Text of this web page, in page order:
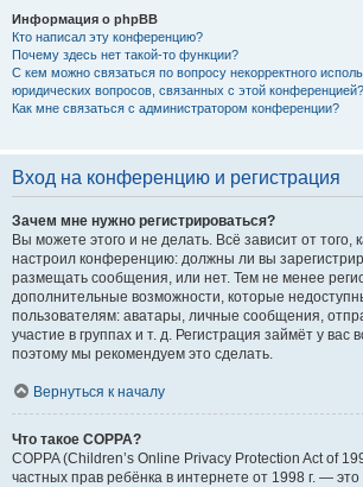
Информация о phpBB
Кто написал эту конференцию?
Почему здесь нет такой-то функции?
С кем можно связаться по вопросу некорректного
юридических вопросов, связанных с этой конференцией?
Как мне связаться с администратором конференции?
Вход на конференцию и регистрация
Зачем мне нужно регистрироваться?
Вы можете этого и не делать. Всё зависит от того,
настроил конференцию: должны ли вы
размещать сообщения, или нет. Тем не менее
дополнительные возможности, которые
пользователям: аватары, личные сообщения,
участие в группах и т. д. Регистрация займёт у вас
поэтому мы рекомендуем это сделать.
Вернуться к началу
Что такое COPPA?
COPPA (Children’s Online Privacy Protection Act of
частных прав ребёнка в интернете от 1998 г. —